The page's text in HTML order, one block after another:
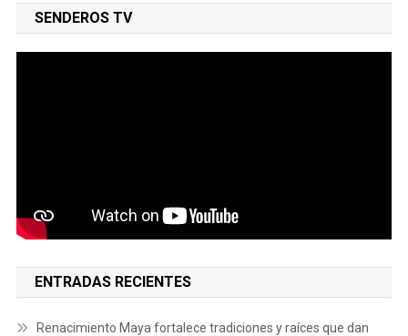
SENDEROS TV
ENTRADAS RECIENTES
Renacimiento Maya fortalece tradiciones y raíces que dan